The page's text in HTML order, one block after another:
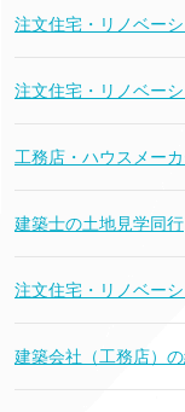
注文住宅・リノベー
注文住宅・リノベー
工務店・ハウスメー
建築士の土地見学同行
注文住宅・リノベー
建築会社（工務店）